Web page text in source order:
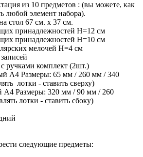
из 10 предметов : (вы можете, как
любой элемент набора).
стол 67 см. х 37 см.
принадлежностей H=12 см
принадлежностей H=10 см
мелочей H=4 см
ручками комплект (2шт.)
А4 Размеры: 65 мм / 260 мм / 340
лотки - ставить сверху)
А4 Размеры: 320 мм / 90 мм / 260
лотки - ставить сбоку)
следующие предметы: